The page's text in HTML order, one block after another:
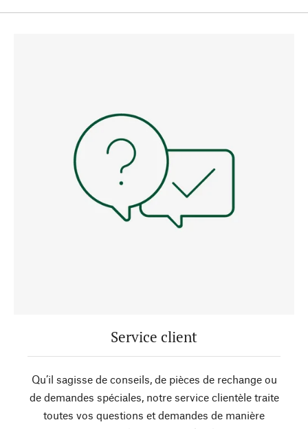
Service client
Qu’il sagisse de conseils, de pièces de rechange ou
de demandes spéciales, notre service clientèle traite
toutes vos questions et demandes de manière